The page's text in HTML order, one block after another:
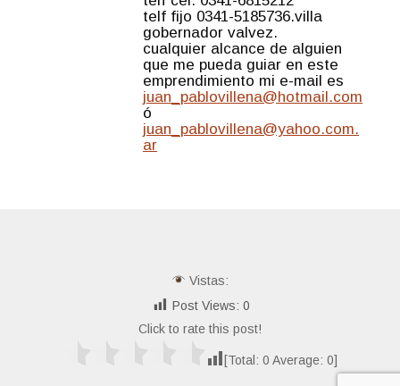
telf fijo 0341-5185736.villa
gobernador valvez.
cualquier alcance de alguien
que me pueda guiar en este
emprendimiento mi e-mail es
juan_pablovillena@hotmail.com
ó
juan_pablovillena@yahoo.com.
ar
Vistas:
Post Views: 0
Click to rate this post!
[Total: 0 Average: 0]